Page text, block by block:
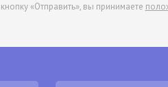
«Отправить», вы принимаете